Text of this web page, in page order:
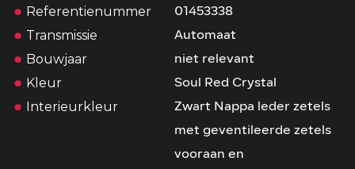
Referentienummer 01453338
Transmissie Automaat
Bouwjaar niet relevant
Kleur Soul Red Crystal
Interieurkleur
Zwart Nappa leder zetels
met geventileerde zetels
vooraan en